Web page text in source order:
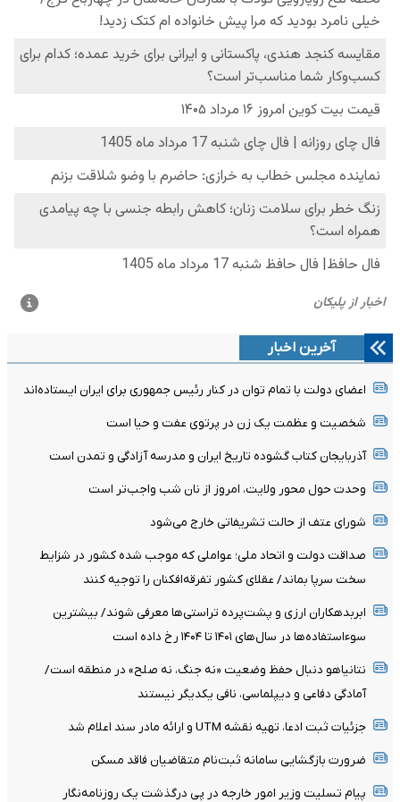
آخرین اخبار
اعضای دولت با تمام توان در کنار رئیس جمهوری برای ایران ایستاده‌اند
شخصیت و عظمت یک زن در پرتوی عفت و حیا است
آذربایجان کتاب گشوده تاریخ ایران و مدرسه آزادگی و تمدن است
وحدت حول محور ولایت، امروز از نان شب واجب‌تر است
شورای عتف از حالت تشریفاتی خارج می‌شود
صداقت دولت و اتحاد ملی؛ عواملی که موجب شده کشور در شزایط
سخت سرپا بماند/ عقلای کشور تفرقه‌افکنان را توجیه کنند
ابربدهکاران ارزی و پشت‌پرده تراستی‌ها معرفی شوند/ بیشترین
سوءاستفاده‌ها در سال‌های ۱۴۰۱ تا ۱۴۰۴ رخ داده است
نتانیاهو دنبال حفظ وضعیت «نه جنگ، نه صلح» در منطقه است/
آمادگی دفاعی و دیپلماسی، نافی یکدیگر نیستند
جزئیات ثبت ادعا، تهیه نقشه UTM و ارائه مادر سند اعلام شد
ضرورت بازگشایی سامانه ثبت‌نام متقاضیان فاقد مسکن
پیام تسلیت وزیر امور خارجه در پی درگذشت یک روزنامه‌نگار